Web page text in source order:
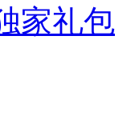
家礼包